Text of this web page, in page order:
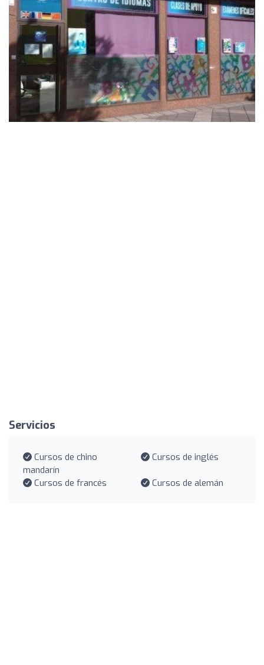
Servicios
Cursos de chino
mandarín
Cursos de inglés
Cursos de francés Cursos de alemán